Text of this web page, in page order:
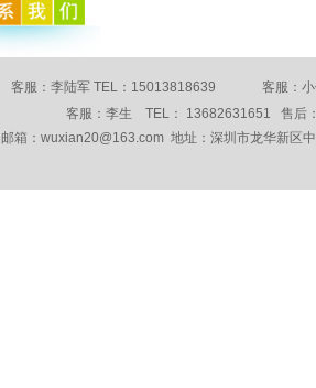
客服：李陆军 TEL：15013818639 客服
客服：李生 TEL： 13682631651 售后
邮箱：wuxian20@163.com 地址：深圳市龙华新区